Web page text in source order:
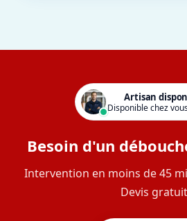
Artisan
Disponible chez
Besoin d'un
Intervention en moins de 45
Devis